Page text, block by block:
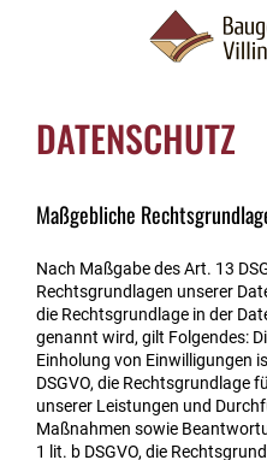
DATENSCHUTZ
Maßgebliche
Nach Maßgabe des Art. 13
Rechtsgrundlagen unserer
die Rechtsgrundlage in der
genannt wird, gilt Folgendes:
Einholung von Einwilligungen
DSGVO, die Rechtsgrundlage
unserer Leistungen und
Maßnahmen sowie
1 lit. b DSGVO, die